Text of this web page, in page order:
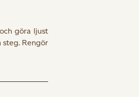
göra ljust
Rengör